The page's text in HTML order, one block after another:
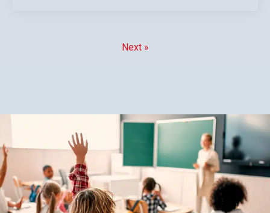
Next »